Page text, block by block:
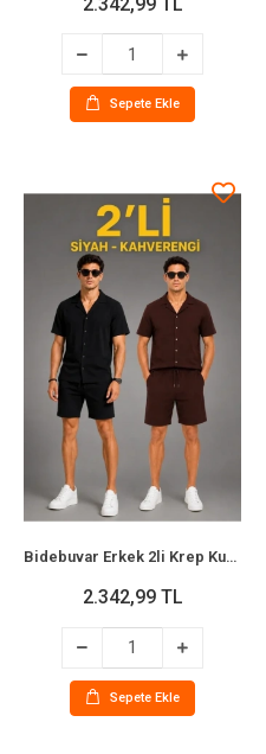
Sepete Ekle
Bidebuvar Erkek 2li Krep Kumaş Cepli Gömlek Şort Takım Kısa Kollu Bağcıklı - Siyah - Kahverengi
2.342,99 TL
Sepete Ekle